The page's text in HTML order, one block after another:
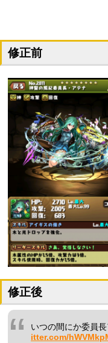
修正前
修正後
いつの間にか委員
itter.com/